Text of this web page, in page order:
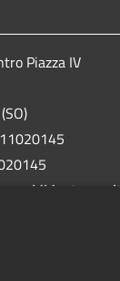
Piazza IV